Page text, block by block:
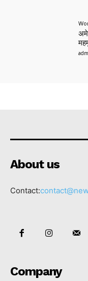
About us
Contact:
Company